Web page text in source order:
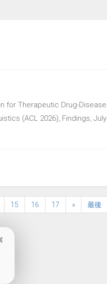
for Therapeutic Drug-Disease
(ACL 2026), Findings, July
15 16 17 » 最後